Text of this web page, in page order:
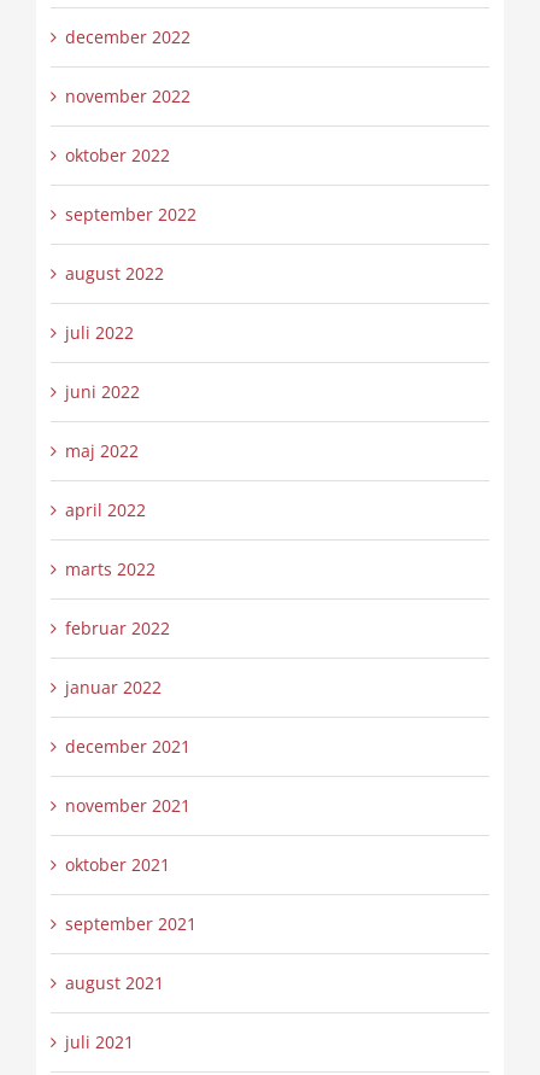
december 2022
november 2022
oktober 2022
september 2022
august 2022
juli 2022
juni 2022
maj 2022
april 2022
marts 2022
februar 2022
januar 2022
december 2021
november 2021
oktober 2021
september 2021
august 2021
juli 2021